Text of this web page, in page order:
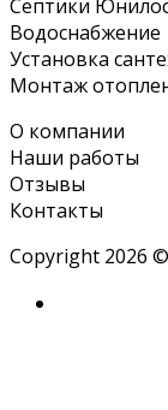
Септики
Водоснабжение
Установка
Монтаж
О компании
Наши работы
Отзывы
Контакты
Copyright 2026 ©